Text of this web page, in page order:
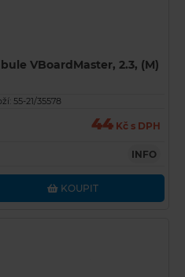
VBoardMaster, 2.3, (M)
55-21/35578
44 Kč s DPH
INFO
KOUPIT